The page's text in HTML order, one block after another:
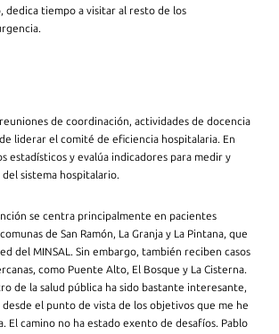
dedica tiempo a visitar al resto de los
de coordinación, actividades de docencia
liderar el comité de eficiencia hospitalaria. En
estadísticos y evalúa indicadores para medir y
sistema hospitalario.
se centra principalmente en pacientes
de San Ramón, La Granja y La Pintana, que
del MINSAL. Sin embargo, también reciben casos
como Puente Alto, El Bosque y La Cisterna.
de la salud pública ha sido bastante interesante,
el punto de vista de los objetivos que me he
El camino no ha estado exento de desafíos. Pablo